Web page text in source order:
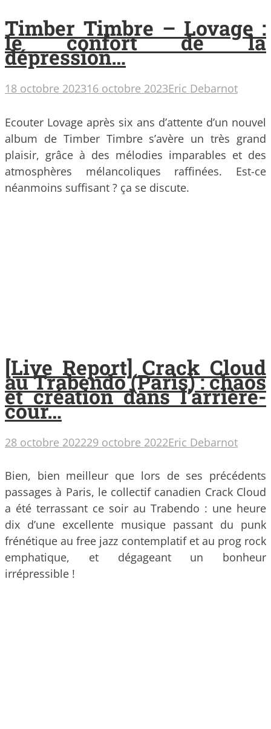
Timber Timbre – Lovage :
le confort de la
dépression…
18 octobre 202316 octobre 2023Eric Debarnot
Ecouter Lovage après six ans d’attente d’un nouvel
album de Timber Timbre s’avère un très grand
plaisir, grâce à des mélodies imparables et des
atmosphères mélancoliques raffinées. Est-ce
néanmoins suffisant ? ça se discute.
[Live Report] Crack Cloud
au Trabendo (Paris) : chaos
et création dans l’arrière-
cour…
28 octobre 202229 octobre 2022Eric Debarnot
Bien, bien meilleur que lors de ses précédents
passages à Paris, le collectif canadien Crack Cloud
a été terrassant ce soir au Trabendo : une heure
dix d’une excellente musique passant du punk
frénétique au free jazz contemplatif et au prog rock
emphatique, et dégageant un bonheur
irrépressible !